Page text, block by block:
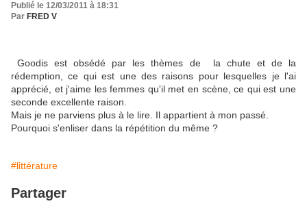
Publié le 12/03/2011 à 18:31
Par FRED V
Goodis est obsédé par les thèmes de la chute et de la
rédemption, ce qui est une des raisons pour lesquelles je l'ai
apprécié, et j'aime les femmes qu'il met en scène, ce qui est une
seconde excellente raison.
Mais je ne parviens plus à le lire. Il appartient à mon passé.
Pourquoi s'enliser dans la répétition du même ?
#littérature
Partager